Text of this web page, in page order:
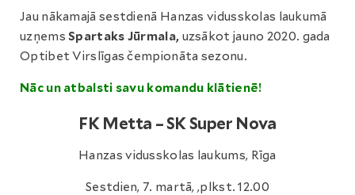
Jau nākamajā sestdienā Hanzas vidusskolas laukumā
uzņemsSpartaks Jūrmala, uzsākot jauno 2020. gada
Optibet Virslīgas čempionāta sezonu.
Nāc un atbalsti savu komandu klātienē!
FK Metta – SK Super Nova
Hanzas vidusskolas laukums, Rīga
Sestdien, 7. martā, ,plkst. 12.00